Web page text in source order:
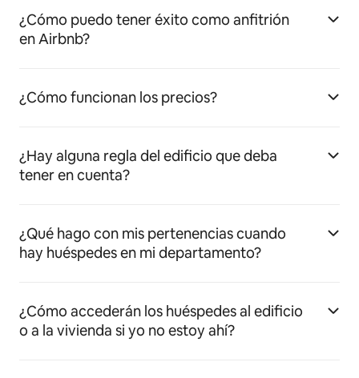
¿Cómo puedo tener éxito como anfitrión
en Airbnb?
¿Cómo funcionan los precios?
¿Hay alguna regla del edificio que deba
tener en cuenta?
¿Qué hago con mis pertenencias cuando
hay huéspedes en mi departamento?
¿Cómo accederán los huéspedes al edificio
o a la vivienda si yo no estoy ahí?